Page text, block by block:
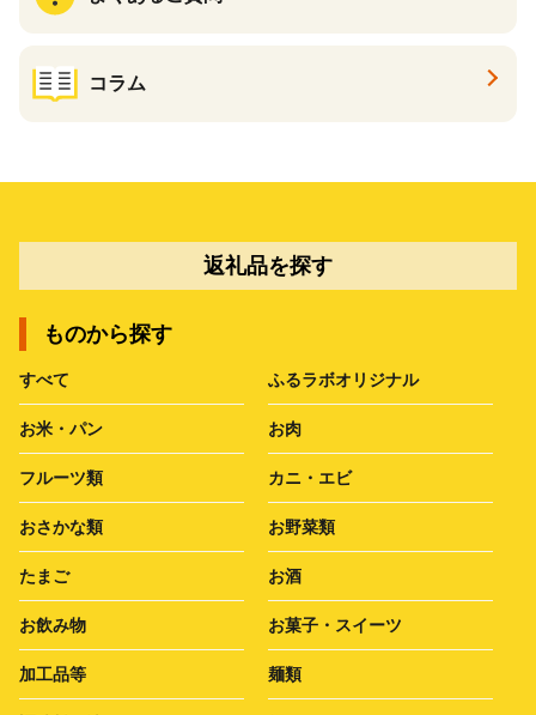
コラム
返礼品を探す
ものから探す
すべて ふるラボオリジナル
お米・パン お肉
フルーツ類 カニ・エビ
おさかな類 お野菜類
たまご お酒
お飲み物 お菓子・スイーツ
加工品等 麺類